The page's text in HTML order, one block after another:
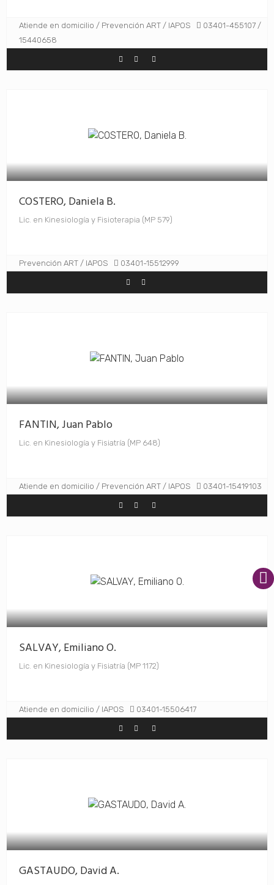
Atiende en domicilio / Prevención ART / IAPOS
03401-455107 /
15440658
COSTERO, Daniela B.
Lic. en Kinesiología y Fisioterapia (MP 579)
Prevención ART / IAPOS 03401-15512999
FANTIN, Juan Pablo
Lic. en Kinesiología y Fisiatría (MP 648)
Atiende en domicilio / Prevención ART / IAPOS 03401-15419103
SALVAY, Emiliano O.
Lic. en Kinesiología y Fisiatría (MP 1172)
Atiende en domicilio / IAPOS 03401-15506417
GASTAUDO, David A.